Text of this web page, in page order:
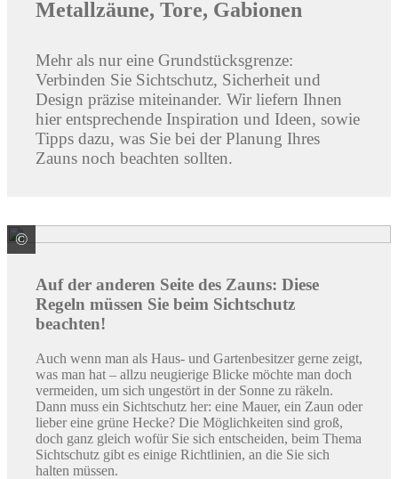
Metallzäune, Tore, Gabionen
Mehr als nur eine Grundstücksgrenze:
Verbinden Sie Sichtschutz, Sicherheit und
Design präzise miteinander. Wir liefern Ihnen
hier entsprechende Inspiration und Ideen, sowie
Tipps dazu, was Sie bei der Planung Ihres
Zauns noch beachten sollten.
© © U. J. Alexander / stock.adobe.com
Auf der anderen Seite des Zauns: Diese
Regeln müssen Sie beim Sichtschutz
beachten!
Auch wenn man als Haus- und Gartenbesitzer gerne zeigt,
was man hat – allzu neugierige Blicke möchte man doch
vermeiden, um sich ungestört in der Sonne zu räkeln.
Dann muss ein Sichtschutz her: eine Mauer, ein Zaun oder
lieber eine grüne Hecke? Die Möglichkeiten sind groß,
doch ganz gleich wofür Sie sich entscheiden, beim Thema
Sichtschutz gibt es einige Richtlinien, an die Sie sich
halten müssen.